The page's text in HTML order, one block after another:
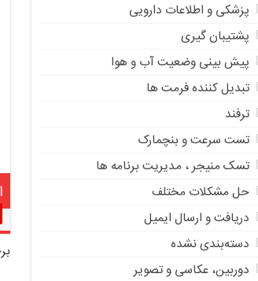
پزشکی و اطلاعات دارویی
پشتیبان گیری
پیش بینی وضعیت آب و هوا
تبدیل کننده فرمت ها
ترفند
تست سرعت و بنچمارک
تسک منیجر ، مدیریت برنامه ها
حل مشکلات مختلف
دریافت و ارسال ایمیل
دسته‌بندی نشده
دوربین، عکاسی و تصویر